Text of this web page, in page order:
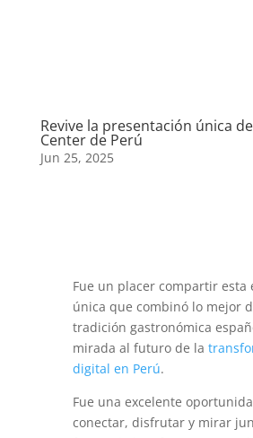
Revive la presentación única
Center de Perú
Jun 25, 2025
Fue un placer compartir esta
única que combinó lo mejor
tradición gastronómica
mirada al futuro de la
digital en Perú.
Fue una excelente
conectar, disfrutar y mirar